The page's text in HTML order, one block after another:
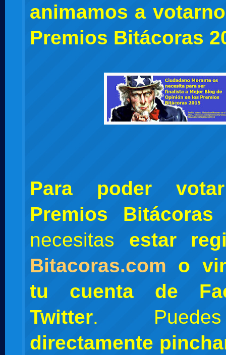
animamos a
Premios Bitácoras
Para poder
Premios
necesitas estar
Bitacoras.com o
tu cuenta de
Twitter.
directamente